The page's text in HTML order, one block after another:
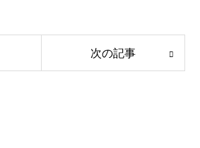
次の記事